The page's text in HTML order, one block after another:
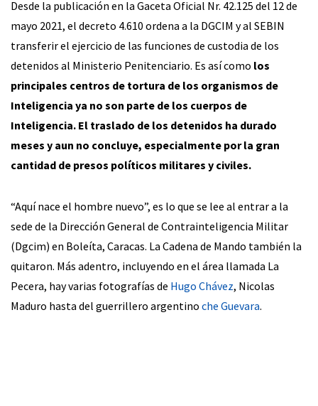
Desde la publicación en la Gaceta Oficial Nr. 42.125 del 12 de
mayo 2021, el decreto 4.610 ordena a la DGCIM y al SEBIN
transferir el ejercicio de las funciones de custodia de los
detenidos al Ministerio Penitenciario. Es así como los
principales centros de tortura de los organismos de
Inteligencia ya no son parte de los cuerpos de
Inteligencia. El traslado de los detenidos ha durado
meses y aun no concluye, especialmente por la gran
cantidad de presos políticos militares y civiles.
“Aquí nace el hombre nuevo”, es lo que se lee al entrar a la
sede de la Dirección General de Contrainteligencia Militar
(Dgcim) en Boleíta, Caracas. La Cadena de Mando también la
quitaron. Más adentro, incluyendo en el área llamada La
Pecera, hay varias fotografías de Hugo Chávez, Nicolas
Maduro hasta del guerrillero argentino che Guevara.